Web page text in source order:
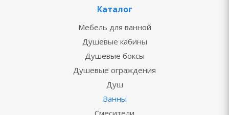
Каталог
Мебель для ванной
Душевые кабины
Душевые боксы
Душевые ограждения
Душ
Ванны